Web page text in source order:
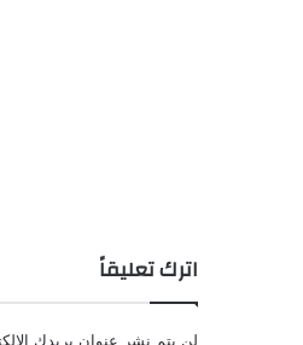
اترك تعليقاً
لن يتم نشر عنوان بريدك